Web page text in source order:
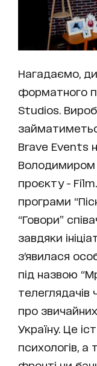
Нагадаємо,
форматного
Studios.
Brave Events
Володимиром
проєкту -
програми
“Говори”
завдяки
зʼявилася
під назвою
телеглядачів
про
Україну. Це
психологів, а